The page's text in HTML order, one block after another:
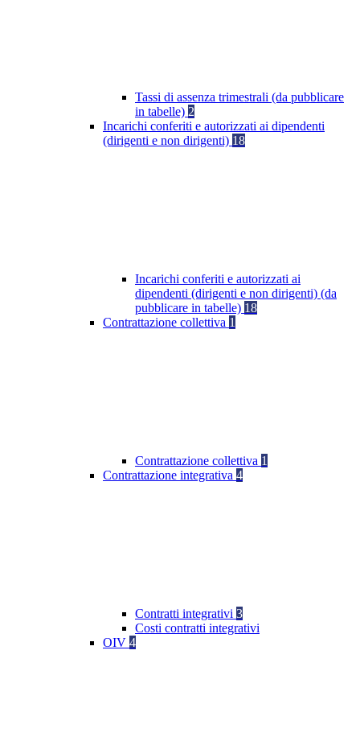
Tassi di assenza trimestrali (da pubblicare
in tabelle) 2
Incarichi conferiti e autorizzati ai dipendenti
(dirigenti e non dirigenti) 18
Incarichi conferiti e autorizzati ai
dipendenti (dirigenti e non dirigenti) (da
pubblicare in tabelle) 18
Contrattazione collettiva 1
Contrattazione collettiva 1
Contrattazione integrativa 4
Contratti integrativi 3
Costi contratti integrativi
OIV 4